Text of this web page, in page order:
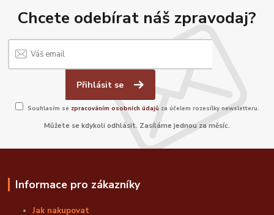
Chcete odebírat náš zpravodaj?
Přihlásit se
Souhlasím se zpracováním osobních údajů za účelem rozesílky newsletteru.
Můžete se kdykoli odhlásit. Zasíláme jednou za měsíc.
Informace pro zákazníky
Jak nakupovat